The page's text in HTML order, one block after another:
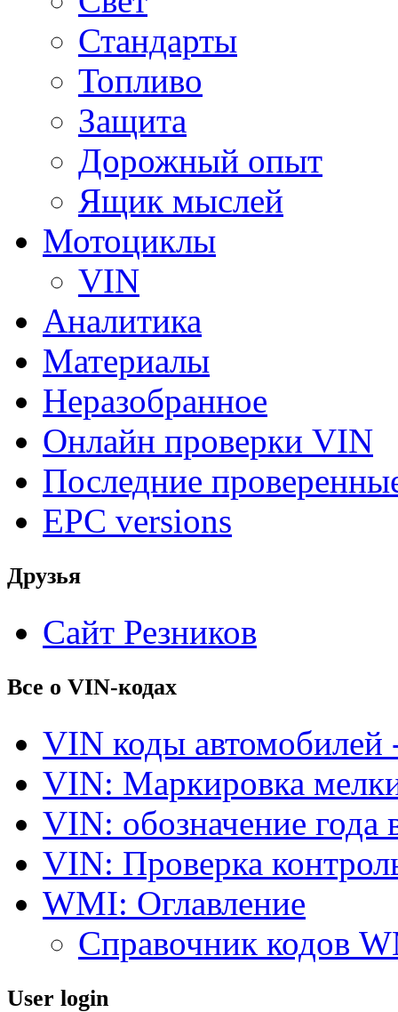
Стандарты
Топливо
Защита
Дорожный опыт
Ящик мыслей
Мотоциклы
VIN
Аналитика
Материалы
Неразобранное
Онлайн проверки VIN
Последние
EPC versions
Друзья
Сайт Резников
Все о VIN-кодах
VIN коды автомобилей
VIN: Маркировка
VIN: обозначение года
VIN: Проверка
WMI: Оглавление
Справочник кодов
User login